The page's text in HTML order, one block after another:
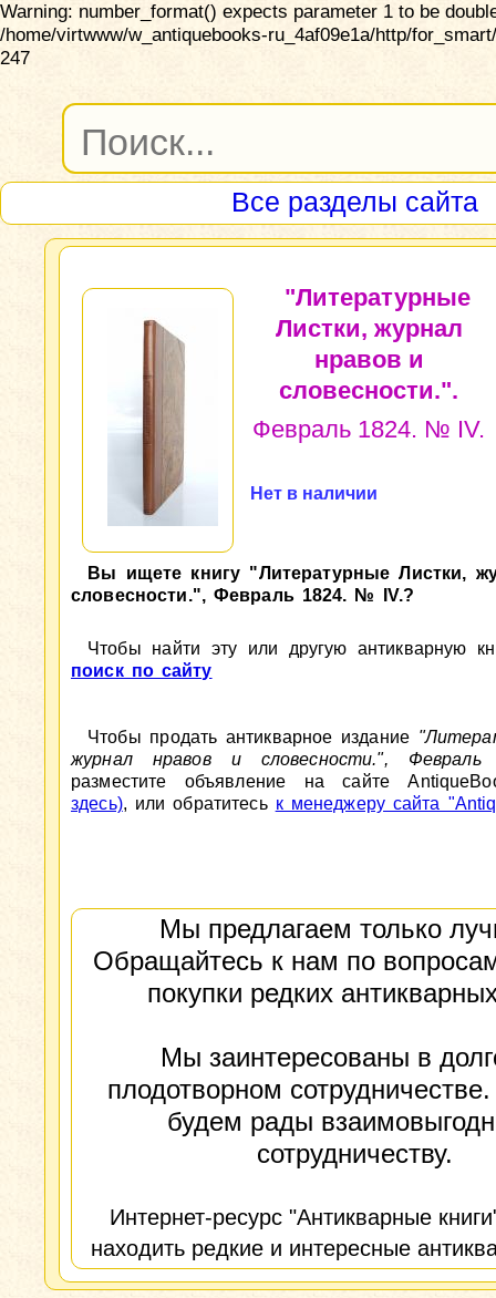
Warning: number_format() expects parameter 1 to be
/home/virtwww/w_antiquebooks-ru_4af09e1a/http/
247
Все разделы сайта
"Литературные
Листки, журнал
нравов и
словесности.".
Февраль 1824. № IV.
Нет в наличии
Вы ищете книгу "Литературные Листки,
словесности.", Февраль 1824. № IV.?
Чтобы найти эту или другую антикварную
поиск по сайту
Чтобы продать антикварное издание
журнал нравов и словесности.",
разместите объявление на сайте
здесь), или обратитесь к менеджеру сайта
Мы предлагаем только
Обращайтесь к нам по
покупки редких
Мы заинтересованы в
плодотворном
будем рады
сотрудничеству.
Интернет-ресурс "Антикварные
находить редкие и интересные